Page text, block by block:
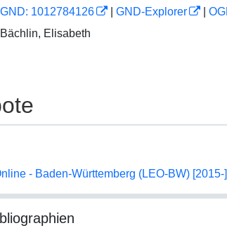
GND: 1012784126 GND-Explorer
Bächlin, Elisabeth
- Baden-Württemberg (LEO-BW) [2015-]